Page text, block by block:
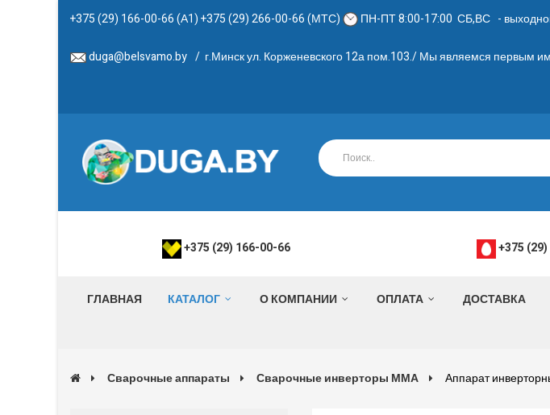
+375 (29) 166-00-66 (А1) +375 (29) 266-00-66 (МТС) ПН-ПТ 8:00-17:00 СБ,ВС - выходной.
duga@belsvamo.by / г.Минск ул. Корженевского 12а пом.103./ Мы являемся первым
+375 (29) 166-00-66 +375
ГЛАВНАЯ КАТАЛОГ О КОМПАНИИ ОПЛАТА ДОСТАВКА
Сварочные аппараты Сварочные инверторы ММА Аппарат